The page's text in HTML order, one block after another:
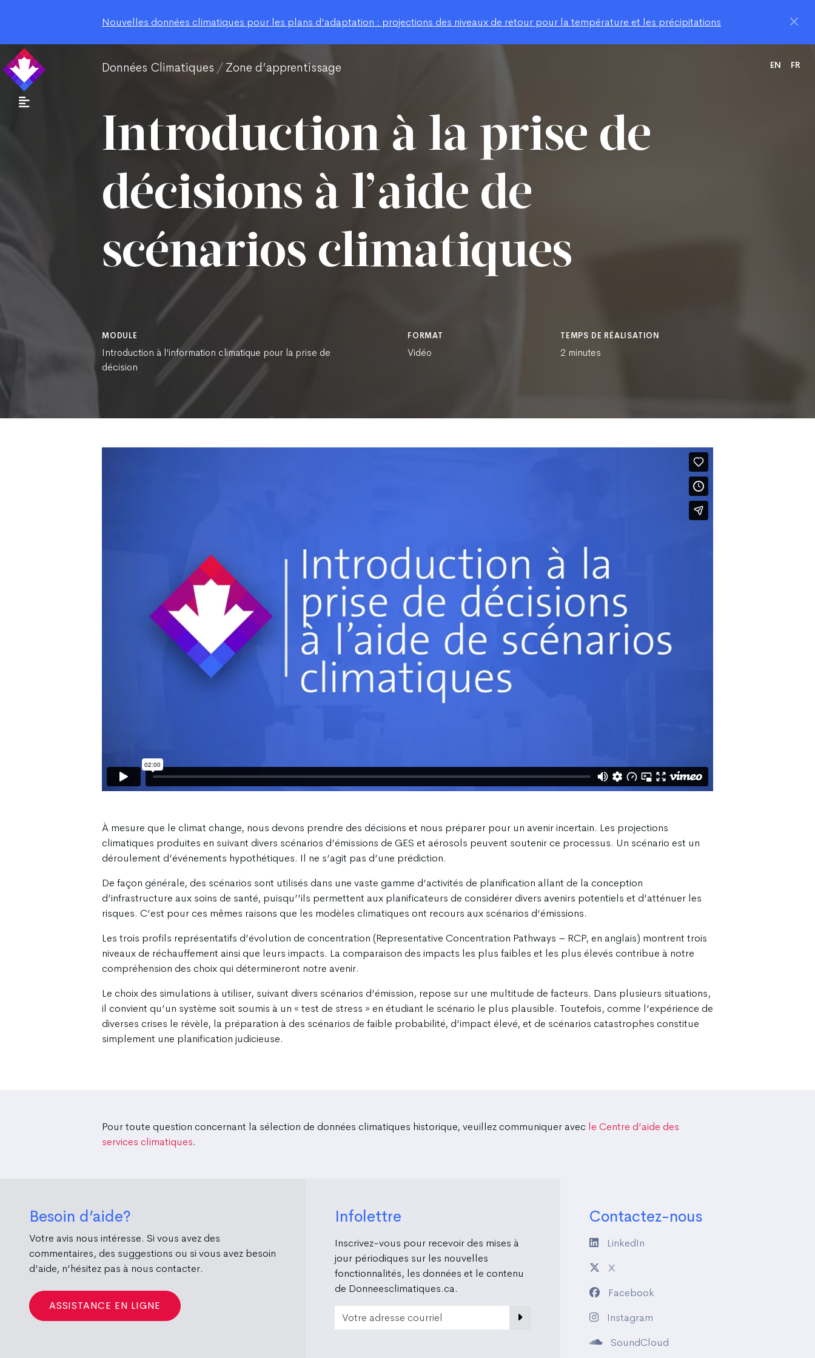
Nouvelles données climatiques pour les plans d’adaptation : projections des niveaux de retour pour la température et les précipitations
Données Climatiques Zone d’apprentissage EN FR
Introduction à la prise de
décisions à l’aide de
scénarios climatiques
MODULE
Introduction à l’information climatique pour la prise de
décision
FORMAT
Vidéo
TEMPS DE RÉALISATION
2 minutes
À mesure que le climat change, nous devons prendre des décisions et nous préparer pour un avenir incertain. Les projections
climatiques produites en suivant divers scénarios d’émissions de GES et aérosols peuvent soutenir ce processus. Un scénario est un
déroulement d’événements hypothétiques. Il ne s’agit pas d’une prédiction.
De façon générale, des scénarios sont utilisés dans une vaste gamme d’activités de planification allant de la conception
d’infrastructure aux soins de santé, puisqu’’ils permettent aux planificateurs de considérer divers avenirs potentiels et d’atténuer les
risques. C’est pour ces mêmes raisons que les modèles climatiques ont recours aux scénarios d’émissions.
Les trois profils représentatifs d’évolution de concentration (Representative Concentration Pathways – RCP, en anglais) montrent trois
niveaux de réchauffement ainsi que leurs impacts. La comparaison des impacts les plus faibles et les plus élevés contribue à notre
compréhension des choix qui détermineront notre avenir.
Le choix des simulations à utiliser, suivant divers scénarios d’émission, repose sur une multitude de facteurs. Dans plusieurs situations,
il convient qu’un système soit soumis à un « test de stress » en étudiant le scénario le plus plausible. Toutefois, comme l’expérience de
diverses crises le révèle, la préparation à des scénarios de faible probabilité, d’impact élevé, et de scénarios catastrophes constitue
simplement une planification judicieuse.
Pour toute question concernant la sélection de données climatiques historique, veuillez communiquer avec le Centre d’aide des
services climatiques.
Besoin d’aide?
Votre avis nous intéresse. Si vous avez des
commentaires, des suggestions ou si vous avez besoin
d’aide, n’hésitez pas à nous contacter.
ASSISTANCE EN LIGNE
Infolettre
Inscrivez-vous pour recevoir des mises à
jour périodiques sur les nouvelles
fonctionnalités, les données et le contenu
de Donneesclimatiques.ca.
Email Address
Contactez-nous
LinkedIn
X
Facebook
Instagram
SoundCloud